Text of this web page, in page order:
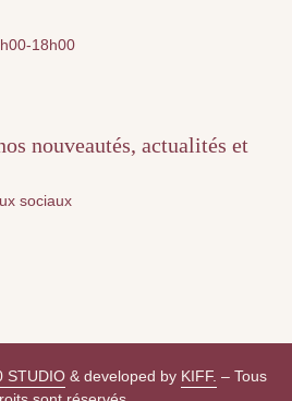
18h00
nouveautés, actualités et
sociaux
STUDIO& developed by KIFF. – Tous